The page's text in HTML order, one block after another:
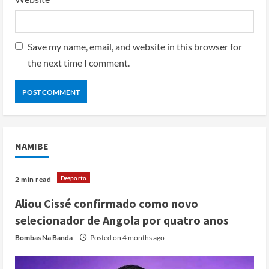
Save my name, email, and website in this browser for
the next time I comment.
NAMIBE
2 min read Desporto
Aliou Cissé confirmado como novo
selecionador de Angola por quatro anos
Bombas Na Banda Posted on 4 months ago
Cole Allen, Suspeito do tiroteio no
Jantar dos Correspondentes da Casa